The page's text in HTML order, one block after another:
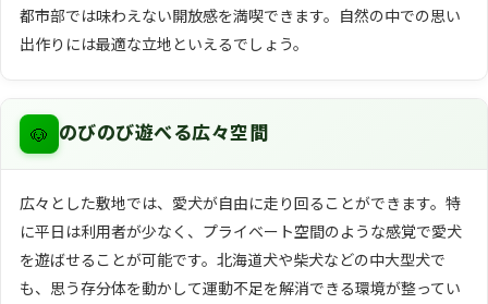
都市部では味わえない開放感を満喫できます。自然の中での思い
出作りには最適な立地といえるでしょう。
🐶 のびのび遊べる広々空間
広々とした敷地では、愛犬が自由に走り回ることができます。特
に平日は利用者が少なく、プライベート空間のような感覚で愛犬
を遊ばせることが可能です。北海道犬や柴犬などの中大型犬で
も、思う存分体を動かして運動不足を解消できる環境が整ってい